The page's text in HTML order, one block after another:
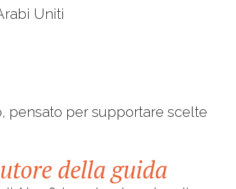
Uniti
pensato per supportare scelte
della guida